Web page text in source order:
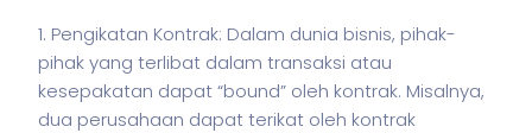
1. Pengikatan Kontrak: Dalam dunia bisnis, pihak-
pihak yang terlibat dalam transaksi atau
kesepakatan dapat “bound” oleh kontrak. Misalnya,
dua perusahaan dapat terikat oleh kontrak